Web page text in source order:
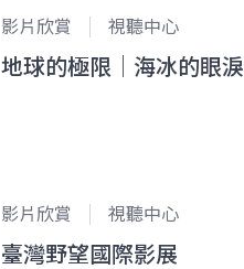
影片欣賞
地球的極限｜海冰的眼淚
視聽中心
影片欣賞
臺灣野望國際影展
視聽中心